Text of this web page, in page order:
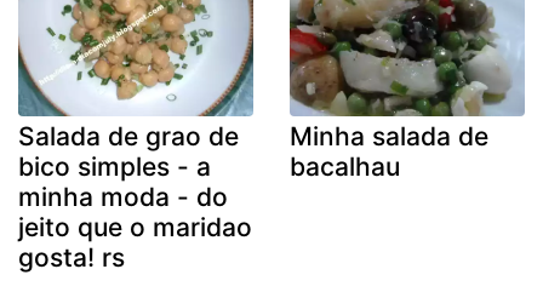
Salada de grao de
bico simples - a
minha moda - do
jeito que o maridao
gosta! rs
Minha salada de
bacalhau